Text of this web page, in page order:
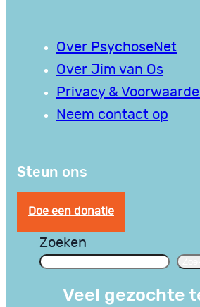
Over PsychoseNet
Over Jim van Os
Privacy &
Neem contact op
Steun ons
Doe een donatie
Zoeken
Veel gezochte